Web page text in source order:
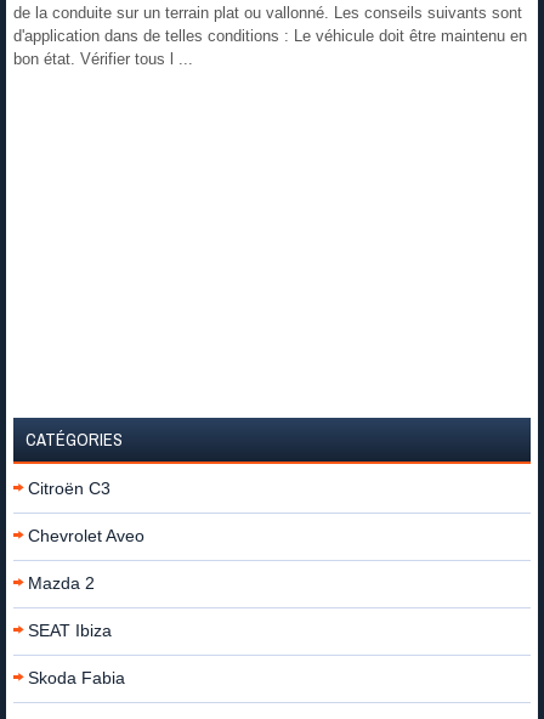
de la conduite sur un terrain plat ou vallonné. Les conseils suivants sont
d'application dans de telles conditions : Le véhicule doit être maintenu en
bon état. Vérifier tous l ...
CATÉGORIES
Citroën C3
Chevrolet Aveo
Mazda 2
SEAT Ibiza
Skoda Fabia